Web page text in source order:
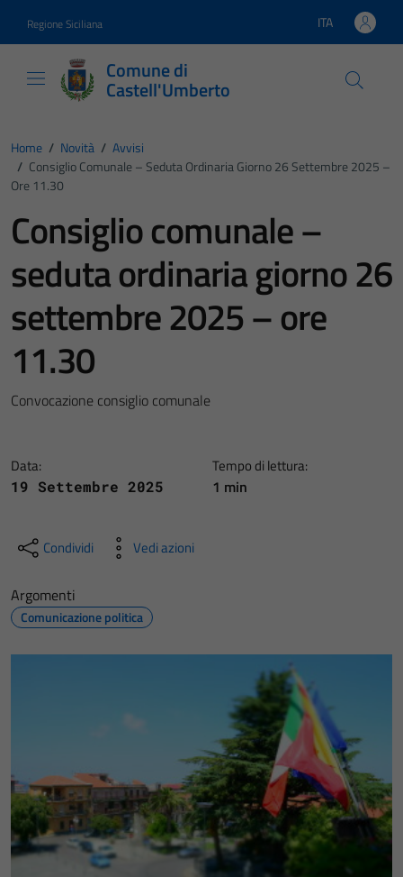
Regione Siciliana Lingua attiva:
ITA
Comune di
Castell'Umberto
Home / Novità / Avvisi
/ Consiglio Comunale – Seduta Ordinaria Giorno 26 Settembre 2025 –
Ore 11.30
Consiglio comunale –
seduta ordinaria giorno 26
settembre 2025 – ore
11.30
Convocazione consiglio comunale
Data:
19 Settembre 2025
Tempo di lettura:
1 min
Condividi Vedi azioni
Argomenti
Comunicazione politica